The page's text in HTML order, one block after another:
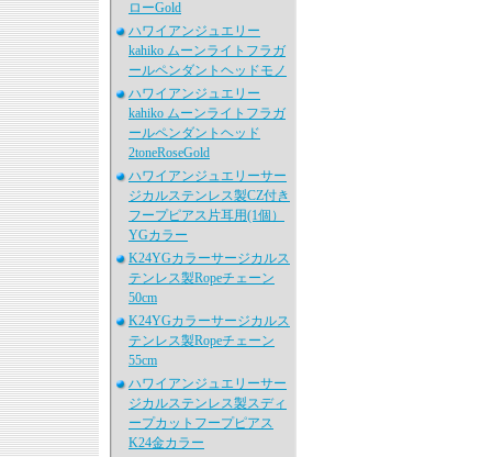
ローGold
ハワイアンジュエリー
kahiko ムーンライトフラガ
ールペンダントヘッドモノ
ハワイアンジュエリー
kahiko ムーンライトフラガ
ールペンダントヘッド
2toneRoseGold
ハワイアンジュエリーサー
ジカルステンレス製CZ付き
フープピアス片耳用(1個）
YGカラー
K24YGカラーサージカルス
テンレス製Ropeチェーン
50cm
K24YGカラーサージカルス
テンレス製Ropeチェーン
55cm
ハワイアンジュエリーサー
ジカルステンレス製スディ
ープカットフープピアス
K24金カラー